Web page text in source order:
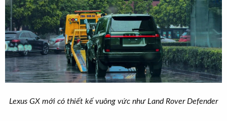
Lexus GX mới có thiết kế vuông vức như Land Rover Defender